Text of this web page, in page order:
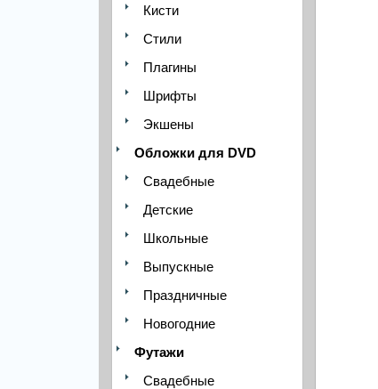
Кисти
Стили
Плагины
Шрифты
Экшены
Обложки для DVD
Свадебные
Детские
Школьные
Выпускные
Праздничные
Новогодние
Футажи
Свадебные